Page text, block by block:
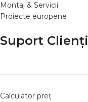
Montaj & Servicii
Proiecte europene
Suport Clienți
Calculator preț